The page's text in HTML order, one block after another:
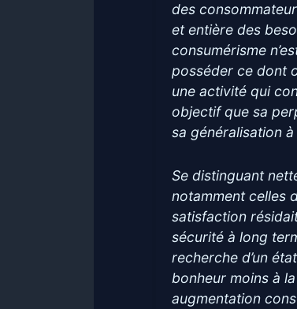
des
et entière des
consumérisme
posséder ce dont
une activité qui
objectif que sa
sa généralisation
Se distinguant
notamment celles
satisfaction
sécurité à long
recherche d’un
bonheur moins à
augmentation